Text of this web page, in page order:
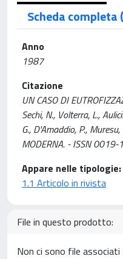
Scheda completa
Anno
1987
Citazione
UN CASO DI
Sechi, N., Volterra, L.,
G., D'Amaddio, P., Muresu,
MODERNA. - ISSN
Appare nelle tipologie:
1.1 Articolo in rivista
File in questo prodotto:
Non ci sono file